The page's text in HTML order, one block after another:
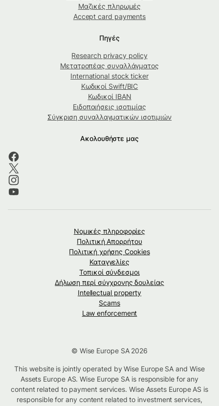
Μαζικές πληρωμές
Accept card payments
Πηγές
Research privacy policy
Μετατροπέας συναλλάγματος
International stock ticker
Κωδικοί Swift/BIC
Κωδικοί IBAN
Ειδοποιήσεις ισοτιμίας
Σύγκριση συναλλαγματικών ισοτιμιών
Ακολουθήστε μας
Νομικές πληροφορίες
Πολιτική Απορρήτου
Πολιτική χρήσης Cookies
Καταγγελίες
Τοπικοί σύνδεσμοι
Δήλωση περί σύγχρονης δουλείας
Intellectual property
Scams
Law enforcement
© Wise Europe SA 2026
This website is jointly operated by Wise Europe SA and Wise
Assets Europe AS. Wise Europe SA is responsible for any
content related to payment services. Wise Assets Europe AS is
responsible for any content related to investment services,